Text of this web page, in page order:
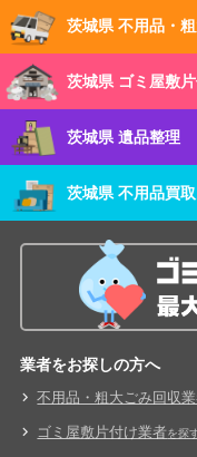
茨城県 不用品・
茨城県 ゴミ屋敷
茨城県 遺品整理
茨城県 不用品買取
業者をお探しの方へ
不用品・粗大ごみ回収
ゴミ屋敷片付け業者を探